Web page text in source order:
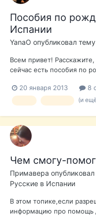
Пособия по
Испании
YanaO опубликовал
Всем привет!
сейчас есть пособия по
которую отменили с 1
20 января 2013 8
(и
Чем смогу-
Примавера
Русские в Испании
В этом топике,если
информацию про помощь